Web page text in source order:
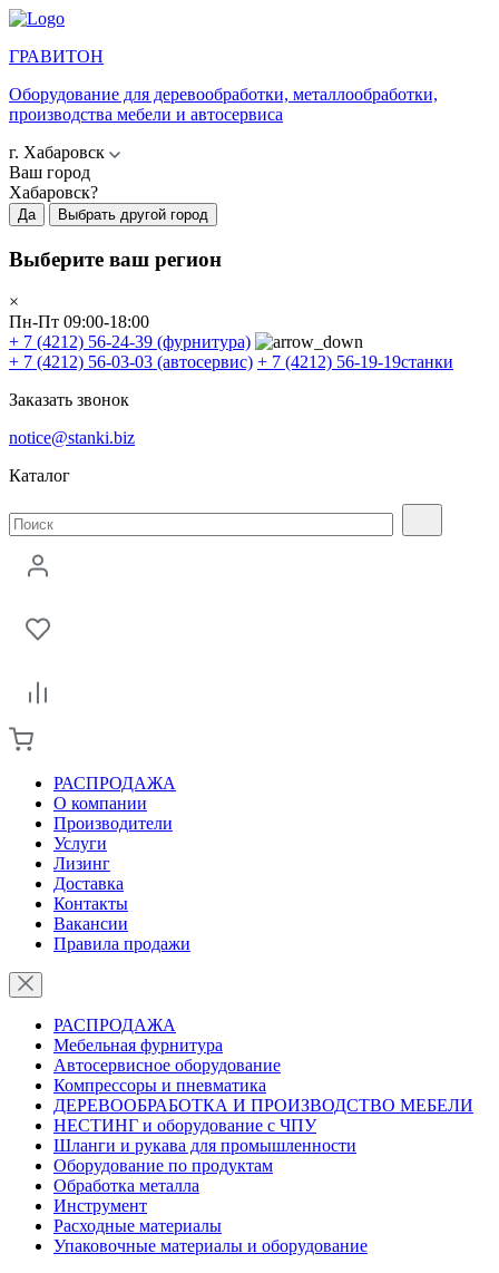
ГРАВИТОН
Оборудование для деревообработки, металлообработки,
производства мебели и автосервиса
г. Хабаровск
Ваш город
Хабаровск?
Да Выбрать другой город
Выберите ваш регион
×
Пн-Пт 09:00-18:00
+ 7 (4212) 56-24-39 (фурнитура)
+ 7 (4212) 56-03-03 (автосервис) + 7 (4212) 56-19-19станки
Заказать звонок
notice@stanki.biz
Каталог
РАСПРОДАЖА
О компании
Производители
Услуги
Лизинг
Доставка
Контакты
Вакансии
Правила продажи
РАСПРОДАЖА
Мебельная фурнитура
Автосервисное оборудование
Компрессоры и пневматика
ДЕРЕВООБРАБОТКА И ПРОИЗВОДСТВО МЕБЕЛИ
НЕСТИНГ и оборудование с ЧПУ
Шланги и рукава для промышленности
Оборудование по продуктам
Обработка металла
Инструмент
Расходные материалы
Упаковочные материалы и оборудование